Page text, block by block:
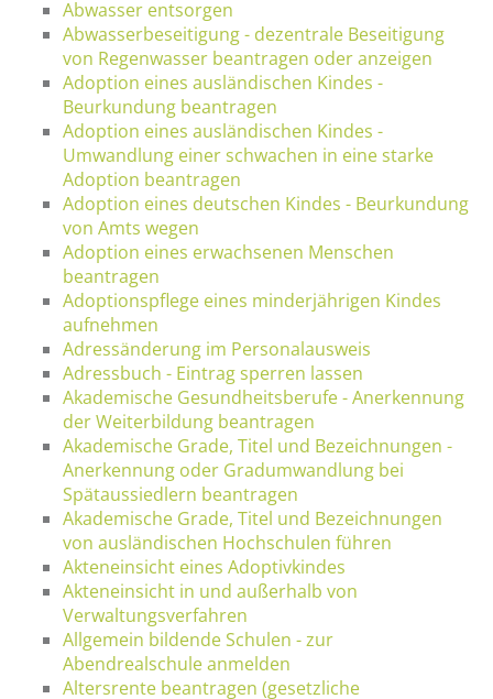
Abwasser entsorgen
Abwasserbeseitigung - dezentrale Beseitigung
von Regenwasser beantragen oder anzeigen
Adoption eines ausländischen Kindes -
Beurkundung beantragen
Adoption eines ausländischen Kindes -
Umwandlung einer schwachen in eine starke
Adoption beantragen
Adoption eines deutschen Kindes - Beurkundung
von Amts wegen
Adoption eines erwachsenen Menschen
beantragen
Adoptionspflege eines minderjährigen Kindes
aufnehmen
Adressänderung im Personalausweis
Adressbuch - Eintrag sperren lassen
Akademische Gesundheitsberufe - Anerkennung
der Weiterbildung beantragen
Akademische Grade, Titel und Bezeichnungen -
Anerkennung oder Gradumwandlung bei
Spätaussiedlern beantragen
Akademische Grade, Titel und Bezeichnungen
von ausländischen Hochschulen führen
Akteneinsicht eines Adoptivkindes
Akteneinsicht in und außerhalb von
Verwaltungsverfahren
Allgemein bildende Schulen - zur
Abendrealschule anmelden
Altersrente beantragen (gesetzliche